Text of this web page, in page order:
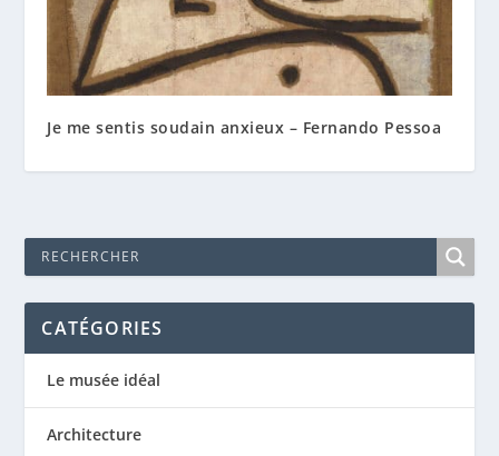
Je me sentis soudain anxieux – Fernando Pessoa
CATÉGORIES
Le musée idéal
Architecture